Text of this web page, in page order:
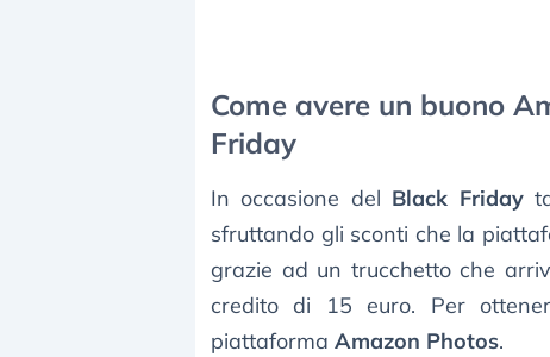
Come avere un buono
Friday
In occasione del Black Friday
sfruttando gli sconti che la
grazie ad un trucchetto che
credito di 15 euro. Per
piattaforma Amazon Photos.